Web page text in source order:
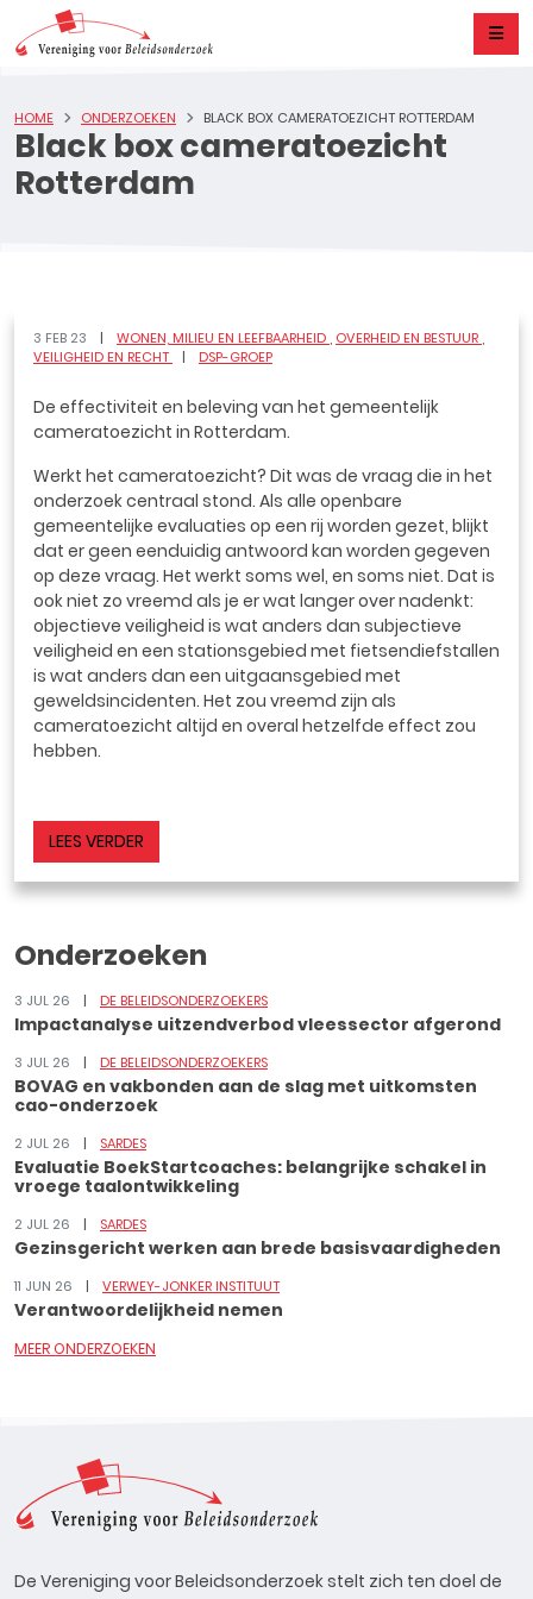
Black box cameratoezicht
Rotterdam
HOME ONDERZOEKEN BLACK BOX CAMERATOEZICHT ROTTERDAM
3 FEB 23 WONEN, MILIEU EN LEEFBAARHEID OVERHEID EN BESTUUR
VEILIGHEID EN RECHT
DSP-GROEP
De effectiviteit en beleving van het gemeentelijk
cameratoezicht in Rotterdam.
Werkt het cameratoezicht? Dit was de vraag die in het
onderzoek centraal stond. Als alle openbare
gemeentelijke evaluaties op een rij worden gezet, blijkt
dat er geen eenduidig antwoord kan worden gegeven
op deze vraag. Het werkt soms wel, en soms niet. Dat is
ook niet zo vreemd als je er wat langer over nadenkt:
objectieve veiligheid is wat anders dan subjectieve
veiligheid en een stationsgebied met fietsendiefstallen
is wat anders dan een uitgaansgebied met
geweldsincidenten. Het zou vreemd zijn als
cameratoezicht altijd en overal hetzelfde effect zou
hebben.
LEES VERDER
Onderzoeken
3 JUL 26 DE BELEIDSONDERZOEKERS
Impactanalyse uitzendverbod vleessector afgerond
3 JUL 26 DE BELEIDSONDERZOEKERS
BOVAG en vakbonden aan de slag met uitkomsten
cao-onderzoek
2 JUL 26 SARDES
Evaluatie BoekStartcoaches: belangrijke schakel in
vroege taalontwikkeling
2 JUL 26 SARDES
Gezinsgericht werken aan brede basisvaardigheden
11 JUN 26 VERWEY-JONKER INSTITUUT
Verantwoordelijkheid nemen
MEER ONDERZOEKEN
De Vereniging voor Beleidsonderzoek stelt zich ten doel de